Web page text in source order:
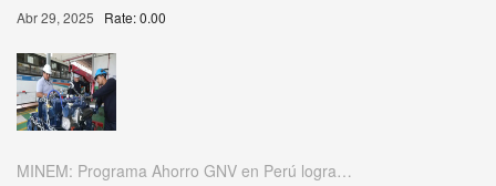
Abr 29, 2025 Rate: 0.00
MINEM: Programa Ahorro GNV en Perú logra…